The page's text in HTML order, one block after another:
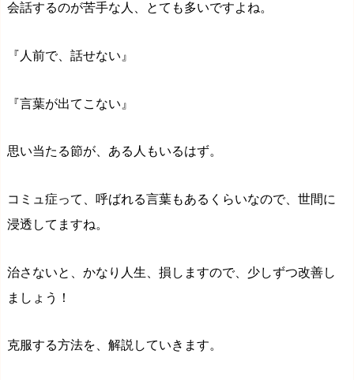
会話するのが苦手な人、とても多いですよね。
『人前で、話せない』
『言葉が出てこない』
思い当たる節が、ある人もいるはず。
コミュ症って、呼ばれる言葉もあるくらいなので、世間に
浸透してますね。
治さないと、かなり人生、損しますので、少しずつ改善し
ましょう！
克服する方法を、解説していきます。